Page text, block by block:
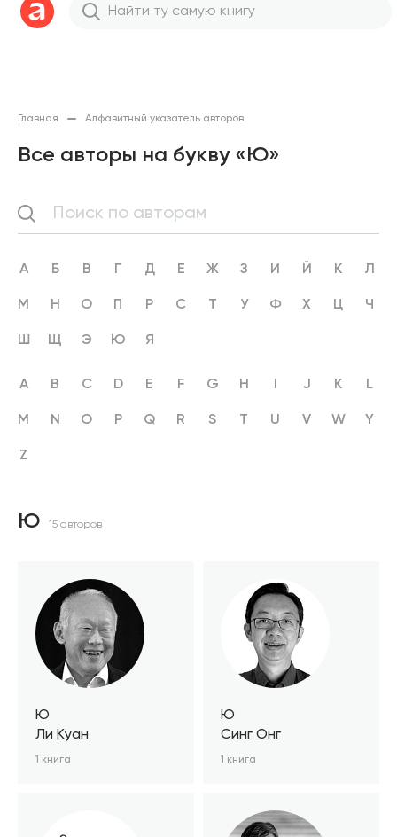
Главная Алфавитный указатель авторов
Все авторы на букву «Ю»
А Б В Г Д Е Ж З И Й К Л
М Н О П Р С Т У Ф Х Ц Ч
Ш Щ Э Ю Я
A B C D E F G H J K L
M N O P Q R S T U V W Y
Z
Ю 15 авторов
Ю
Ли Куан
1 книга
Ю
Синг Онг
1 книга